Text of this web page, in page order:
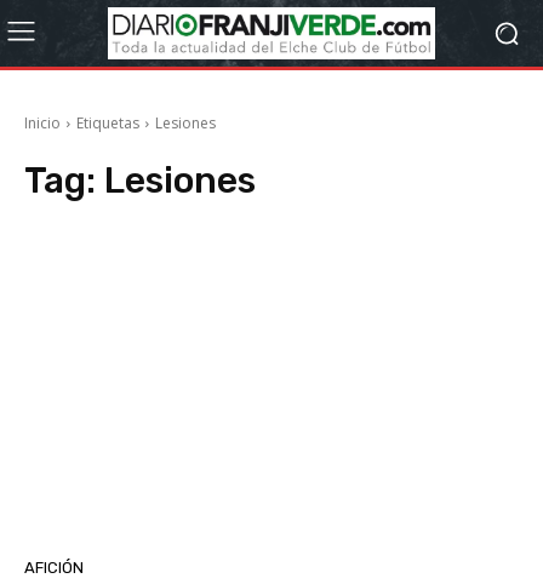
Inicio Etiquetas Lesiones
Tag: Lesiones
AFICIÓN